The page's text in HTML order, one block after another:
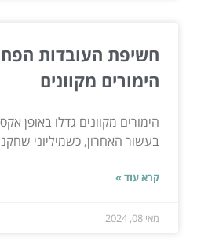
חשיפת העובדות
הימורים מקוונים
הימורים מקוונים גדלו באופן
בעשור האחרון, כשמיליוני
קרא עוד »
מאי 08, 2024